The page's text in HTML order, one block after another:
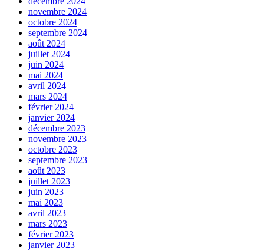
novembre 2024
octobre 2024
septembre 2024
août 2024
juillet 2024
juin 2024
mai 2024
avril 2024
mars 2024
février 2024
janvier 2024
décembre 2023
novembre 2023
octobre 2023
septembre 2023
août 2023
juillet 2023
juin 2023
mai 2023
avril 2023
mars 2023
février 2023
janvier 2023